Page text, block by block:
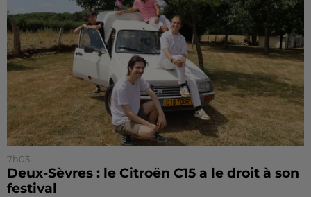
7h03
Deux-Sèvres : le Citroën C15 a le droit à son
festival